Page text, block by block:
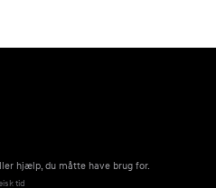
hjælp, du måtte have brug for.
tid